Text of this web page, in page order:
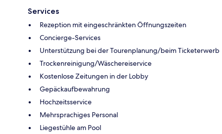
Services
Rezeption mit eingeschränkten Öffnungszeiten
Concierge-Services
Unterstützung bei der Tourenplanung/beim Ticketerwerb
Trockenreinigung/Wäschereiservice
Kostenlose Zeitungen in der Lobby
Gepäckaufbewahrung
Hochzeitsservice
Mehrsprachiges Personal
Liegestühle am Pool